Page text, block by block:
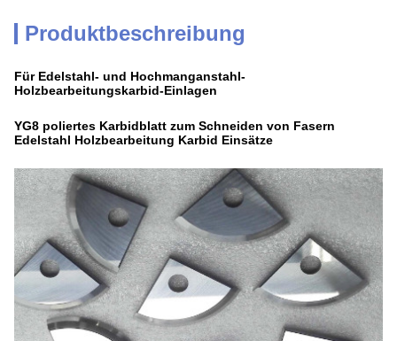
Produktbeschreibung
Für Edelstahl- und Hochmanganstahl-
Holzbearbeitungskarbid-Einlagen
YG8 poliertes Karbidblatt zum Schneiden von Fasern
Edelstahl Holzbearbeitung Karbid Einsätze